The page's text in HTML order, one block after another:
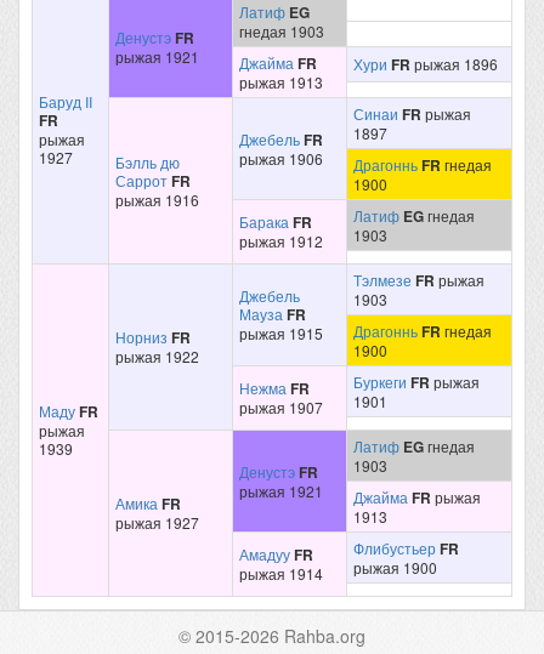
Баруд II
FR
рыжая
1927
ДенустэFR
рыжая 1921
Латиф EG
гнедая 1903
Джайма FR
рыжая 1913
Хури FR рыжая 1896
Бэлль дю
СарротFR
рыжая 1916
ДжебельFR
рыжая 1906
Синаи FR рыжая
1897
ДрагонньFR гнедая
1900
Барака FR
рыжая 1912
Латиф EGгнедая
1903
МадуFR
рыжая
1939
Норниз FR
рыжая 1922
Джебель
Мауза FR
рыжая 1915
Тэлмезе FR рыжая
1903
ДрагонньFR гнедая
1900
Нежма FR
рыжая 1907
Буркеги FR рыжая
1901
Амика FR
рыжая 1927
ДенустэFR
рыжая 1921
Латиф EGгнедая
1903
Джайма FR рыжая
1913
АмадууFR
рыжая 1914
ФлибустьерFR
рыжая 1900
© 2015-2026 Rahba.org